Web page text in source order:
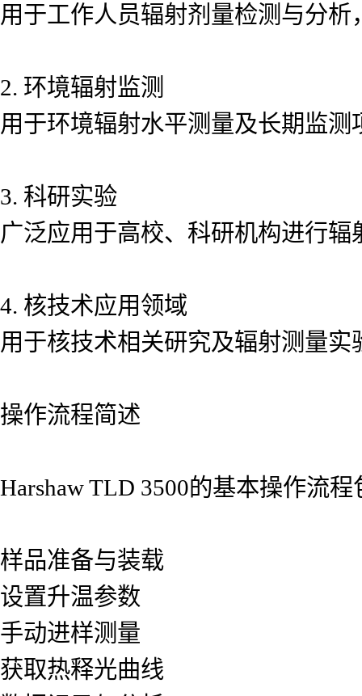
用于工作人员辐射剂量检测与分
2. 环境辐射监测
用于环境辐射水平测量及长期监测
3. 科研实验
广泛应用于高校、科研机构进行
4. 核技术应用领域
用于核技术相关研究及辐射测量实
操作流程简述
Harshaw TLD 3500的基本操作流程
样品准备与装载
设置升温参数
手动进样测量
获取热释光曲线